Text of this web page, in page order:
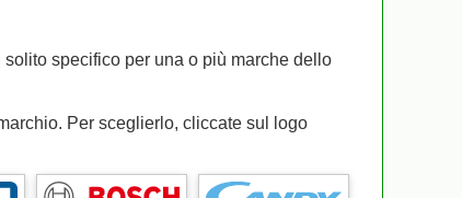
specifico per una o più marche dello
Per sceglierlo, cliccate sul logo